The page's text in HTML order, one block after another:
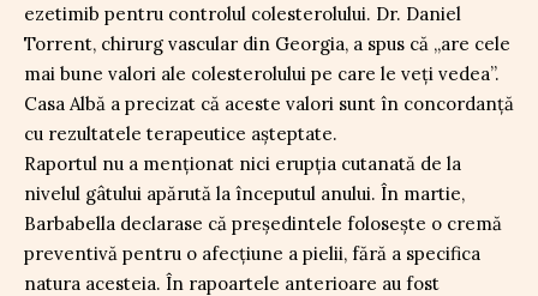
ezetimib pentru controlul colesterolului. Dr. Daniel
Torrent, chirurg vascular din Georgia, a spus că „are cele
mai bune valori ale colesterolului pe care le veți vedea”.
Casa Albă a precizat că aceste valori sunt în concordanță
cu rezultatele terapeutice așteptate.
Raportul nu a menționat nici erupția cutanată de la
nivelul gâtului apărută la începutul anului. În martie,
Barbabella declarase că președintele folosește o cremă
preventivă pentru o afecțiune a pielii, fără a specifica
natura acesteia. În rapoartele anterioare au fost